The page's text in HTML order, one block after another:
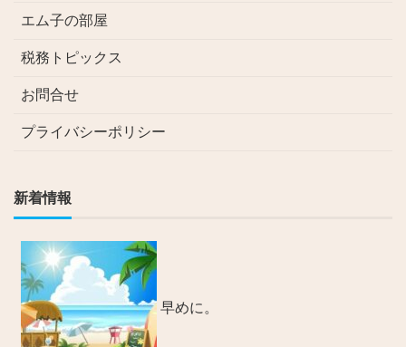
エム子の部屋
税務トピックス
お問合せ
プライバシーポリシー
新着情報
早めに。